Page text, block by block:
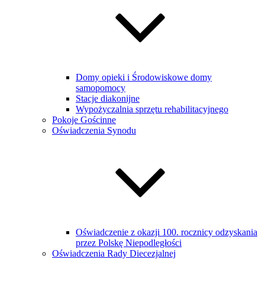
Domy opieki i Środowiskowe domy
samopomocy
Stacje diakonijne
Wypożyczalnia sprzętu rehabilitacyjnego
Pokoje Gościnne
Oświadczenia Synodu
Oświadczenie z okazji 100. rocznicy odzyskania
przez Polskę Niepodległości
Oświadczenia Rady Diecezjalnej